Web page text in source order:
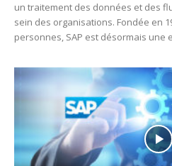
un traitement des données et des
sein des organisations. Fondée en
personnes, SAP est désormais une